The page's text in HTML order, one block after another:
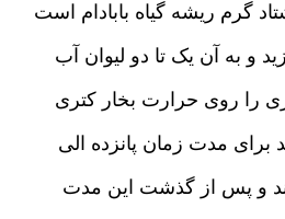
گرم ریشه گیاه بابادام است
و به آن یک تا دو لیوان آب
را روی حرارت بخار کتری
برای مدت زمان پانزده الی
و پس از گذشت این مدت